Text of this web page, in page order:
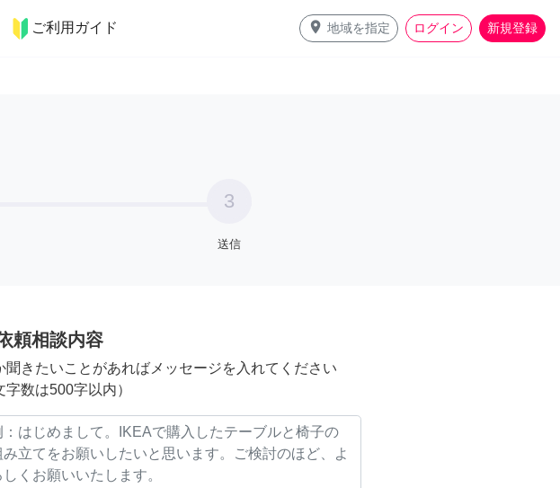
ご利用ガイド place 地域を指定 ログイン 新規登録
ット 料理
3
送信
頼相談内容
聞きたいことがあればメッセージを入れてください
字数は500字以内）